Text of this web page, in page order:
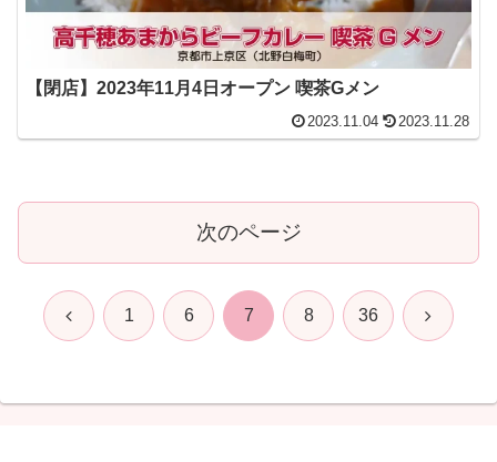
【閉店】2023年11月4日オープン 喫茶Gメン
2023.11.04 2023.11.28
次のページ
前 1 6 7 8 36 次